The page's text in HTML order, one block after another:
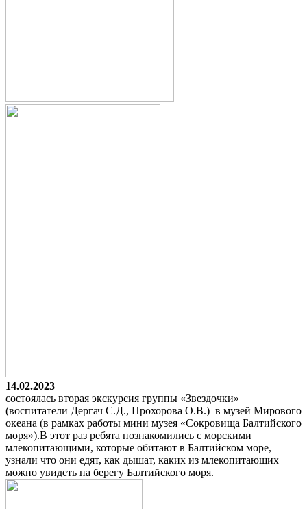
14.02.2023
состоялась вторая экскурсия группы «Звездочки»
(воспитатели Дергач С.Д., Прохорова О.В.) в музей Мирового
океана (в рамках работы мини музея «Сокровища Балтийского
моря»).В этот раз ребята познакомились с морскими
млекопитающими, которые обитают в Балтийском море,
узнали что они едят, как дышат, каких из млекопитающих
можно увидеть на берегу Балтийского моря.